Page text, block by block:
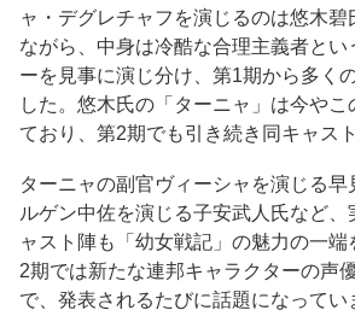
ャ・デグレチャフを演じるのは悠木碧
ながら、中身は冷酷な合理主義者とい
ーを見事に演じ分け、第1期から多く
した。悠木氏の「ターニャ」は今やこ
ており、第2期でも引き続き同キャス
ターニャの副官ヴィーシャを演じる早
ルゲン中佐を演じる子安武人氏など、
ャスト陣も「幼女戦記」の魅力の一
2期では新たな連邦キャラクターの声
で、発表されるたびに話題になってい